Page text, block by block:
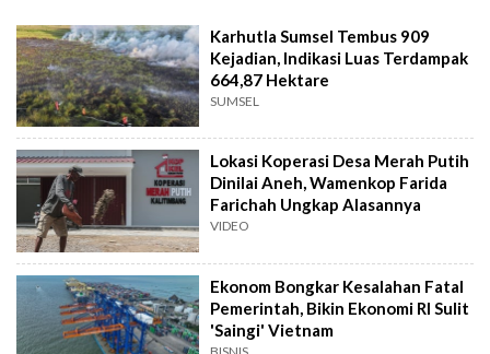
Karhutla Sumsel Tembus 909
Kejadian, Indikasi Luas Terdampak
664,87 Hektare
SUMSEL
Lokasi Koperasi Desa Merah Putih
Dinilai Aneh, Wamenkop Farida
Farichah Ungkap Alasannya
VIDEO
Ekonom Bongkar Kesalahan Fatal
Pemerintah, Bikin Ekonomi RI Sulit
'Saingi' Vietnam